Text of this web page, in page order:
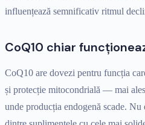
influențează semnificativ ritmul
CoQ10 chiar
CoQ10 are dovezi pentru funcția
și protecție mitocondrială — mai
unde producția endogenă scade.